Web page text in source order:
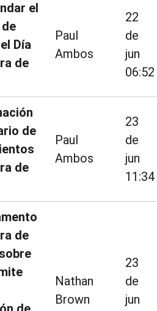
el
Día
de
Paul
Ambos
22
de
jun
06:52
de
de
Paul
Ambos
23
de
jun
11:34
de
Nathan
Brown
23
de
jun